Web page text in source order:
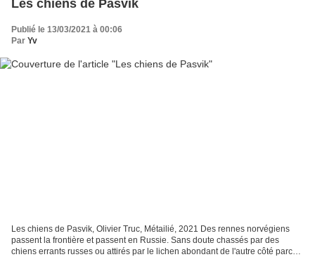
Les chiens de Pasvik
Publié le 13/03/2021 à 00:06
Par Yv
Les chiens de Pasvik, Olivier Truc, Métailié, 2021 Des rennes norvégiens
passent la frontière et passent en Russie. Sans doute chassés par des
chiens errants russes ou attirés par le lichen abondant de l'autre côté parce